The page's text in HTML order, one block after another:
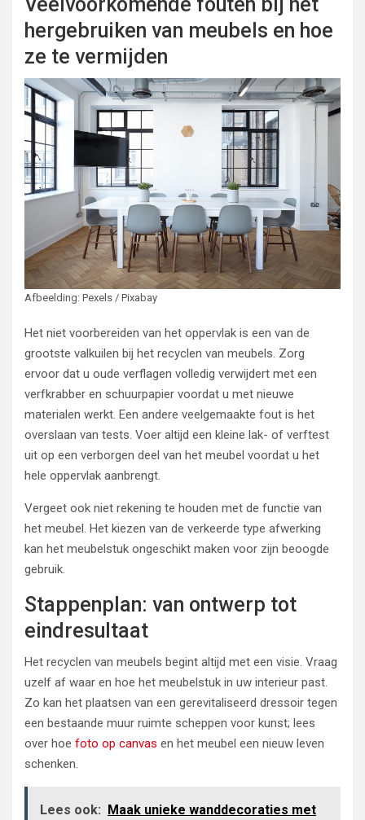
hergebruiken van meubels en hoe
ze te vermijden
Afbeelding: Pexels / Pixabay
Het niet voorbereiden van het oppervlak is een van de
grootste valkuilen bij het recyclen van meubels. Zorg
ervoor dat u oude verflagen volledig verwijdert met een
verfkrabber en schuurpapier voordat u met nieuwe
materialen werkt. Een andere veelgemaakte fout is het
overslaan van tests. Voer altijd een kleine lak- of verftest
uit op een verborgen deel van het meubel voordat u het
hele oppervlak aanbrengt.
Vergeet ook niet rekening te houden met de functie van
het meubel. Het kiezen van de verkeerde type afwerking
kan het meubelstuk ongeschikt maken voor zijn beoogde
gebruik.
Stappenplan: van ontwerp tot
eindresultaat
Het recyclen van meubels begint altijd met een visie. Vraag
uzelf af waar en hoe het meubelstuk in uw interieur past.
Zo kan het plaatsen van een gerevitaliseerd dressoir tegen
een bestaande muur ruimte scheppen voor kunst; lees
over hoe foto op canvas en het meubel een nieuw leven
schenken.
Lees ook: Maak unieke wanddecoraties met